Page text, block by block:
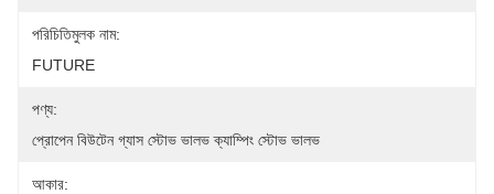
পরিচিতিমুলক নাম:
FUTURE
পণ্য:
প্রোপেন বিউটেন গ্যাস স্টোভ ভালভ ক্যাম্পিং স্টোভ ভালভ
আকার: